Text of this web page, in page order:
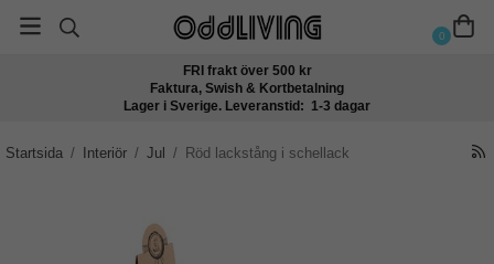
0
FRI frakt över 500 kr
Faktura, Swish & Kortbetalning
Lager i Sverige. Leveranstid: 1-3 dagar
Startsida / Interiör / Jul / Röd lackstång i schellack